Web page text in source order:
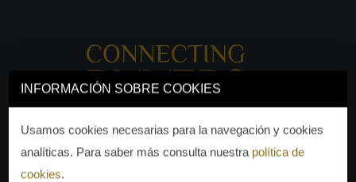
INFORMACIÓN SOBRE COOKIES
Usamos cookies necesarias para la navegación y cookies
analíticas. Para saber más consulta nuestra política de
cookies.